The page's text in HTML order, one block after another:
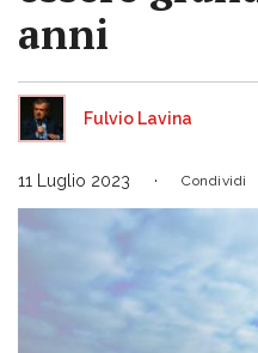
anni
Fulvio Lavina
11 Luglio 2023 Condividi